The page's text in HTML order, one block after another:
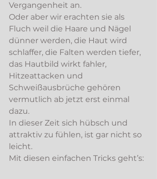
Vergangenheit an.
Oder aber wir erachten sie als
Fluch weil die Haare und Nägel
dünner werden, die Haut wird
schlaffer, die Falten werden tiefer,
das Hautbild wirkt fahler,
Hitzeattacken und
Schweißausbrüche gehören
vermutlich ab jetzt erst einmal
dazu.
In dieser Zeit sich hübsch und
attraktiv zu fühlen, ist gar nicht so
leicht.
Mit diesen einfachen Tricks geht’s: